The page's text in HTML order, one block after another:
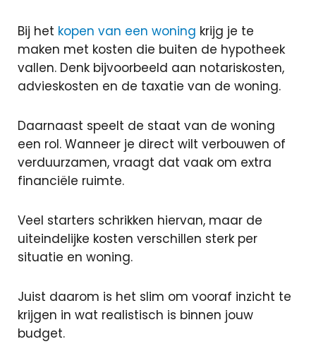
Bij het kopen van een woning krijg je te
maken met kosten die buiten de hypotheek
vallen. Denk bijvoorbeeld aan notariskosten,
advieskosten en de taxatie van de woning.
Daarnaast speelt de staat van de woning
een rol. Wanneer je direct wilt verbouwen of
verduurzamen, vraagt dat vaak om extra
financiële ruimte.
Veel starters schrikken hiervan, maar de
uiteindelijke kosten verschillen sterk per
situatie en woning.
Juist daarom is het slim om vooraf inzicht te
krijgen in wat realistisch is binnen jouw
budget.
Vacature
Schade
melden
Mijn omgeving
Sluiten
097
Contact